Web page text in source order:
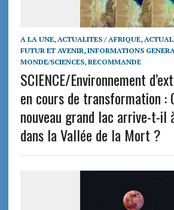
A LA UNE, ACTUALITES / AFRIQUE,
FUTUR ET AVENIR, INFORMATIONS
MONDE/SCIENCES, RECOMMANDE
SCIENCE/Environnement
en cours de transformation :
nouveau grand lac arrive-t-il
dans la Vallée de la Mort ?